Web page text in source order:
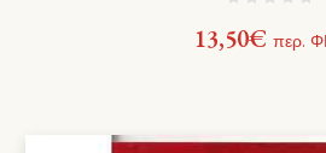
13,50€ περ.